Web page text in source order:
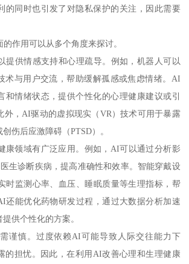
的同时也引发了对隐私保护的关注，因此需要
的作用可以从多个角度来探讨。
提供情感支持和心理疏导。例如，机器人可以
术与用户交流，帮助缓解孤感或焦虑情绪。AI
和情绪状态，提供个性化的心理健康建议或引
外，AI驱动的虚拟现实（VR）技术可用于暴露
伤后应激障碍（PTSD）。
康领域有广泛应用。例如，AI可以通过分析影
生诊断疾病，提高准确性和效率。智能穿戴设
时监测心率、血压、睡眠质量等生理指标，帮
还能优化药物研发过程，通过大数据分析加速
提供个性化的方案。
谨慎。过度依赖AI可能导致人际交往能力下
的担忧。因此，在利用AI改善心理和生理健康